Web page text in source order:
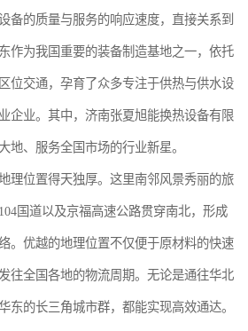
备的质量与服务的响应速度，直接关系到
作为我国重要的装备制造基地之一，依托
位交通，孕育了众多专注于供热与供水设
企业。其中，济南张夏旭能换热设备有限
地、服务全国市场的行业新星。
理位置得天独厚。这里南邻风景秀丽的旅
国道以及京福高速公路贯穿南北，形成
。优越的地理位置不仅便于原材料的快速
往全国各地的物流周期。无论是通往华北
东的长三角城市群，都能实现高效通达。
水处理器设备
锅炉辅机设备